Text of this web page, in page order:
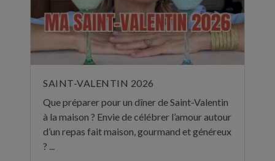
SAINT-VALENTIN 2026
Que préparer pour un dîner de Saint-Valentin
à la maison ? Envie de célébrer l’amour autour
d’un repas fait maison, gourmand et généreux
? ...